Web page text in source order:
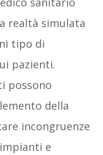
realtà simulata
tipo di
pazienti.
possono
della
incongruenze
e